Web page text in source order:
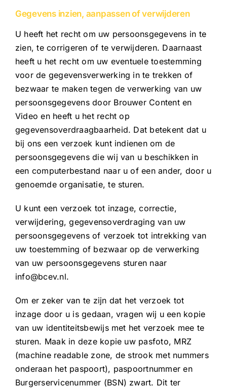
Gegevens inzien, aanpassen of verwijderen
U heeft het recht om uw persoonsgegevens in te
zien, te corrigeren of te verwijderen. Daarnaast
heeft u het recht om uw eventuele toestemming
voor de gegevensverwerking in te trekken of
bezwaar te maken tegen de verwerking van uw
persoonsgegevens door Brouwer Content en
Video en heeft u het recht op
gegevensoverdraagbaarheid. Dat betekent dat u
bij ons een verzoek kunt indienen om de
persoonsgegevens die wij van u beschikken in
een computerbestand naar u of een ander, door u
genoemde organisatie, te sturen.
U kunt een verzoek tot inzage, correctie,
verwijdering, gegevensoverdraging van uw
persoonsgegevens of verzoek tot intrekking van
uw toestemming of bezwaar op de verwerking
van uw persoonsgegevens sturen naar
info@bcev.nl.
Om er zeker van te zijn dat het verzoek tot
inzage door u is gedaan, vragen wij u een kopie
van uw identiteitsbewijs met het verzoek mee te
sturen. Maak in deze kopie uw pasfoto, MRZ
(machine readable zone, de strook met nummers
onderaan het paspoort), paspoortnummer en
Burgerservicenummer (BSN) zwart. Dit ter